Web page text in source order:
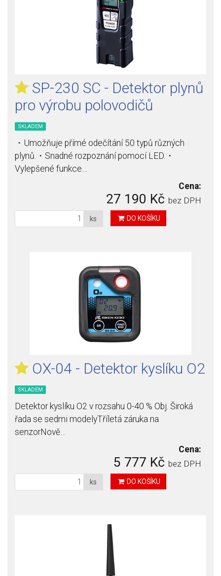
SP-230 SC - Detektor plynů
pro výrobu polovodičů
SKLADEM
・Umožňuje přímé odečítání 50 typů různých
plynů.・Snadné rozpoznání pomocí LED.・
Vylepšené funkce…
Cena:
27 190 Kč bez DPH
ks DO KOŠÍKU
OX-04 - Detektor kyslíku O2
SKLADEM
Detektor kyslíku O2 v rozsahu 0-40 % Obj. Široká
řada se sedmi modelyTříletá záruka na
senzorNově…
Cena:
5 777 Kč bez DPH
ks DO KOŠÍKU